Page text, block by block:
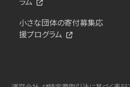
小さな団体の寄付募集応
援プログラム